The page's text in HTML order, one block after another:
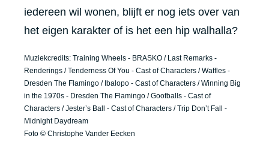
iedereen wil wonen, blijft er nog iets over van
het eigen karakter of is het een hip walhalla?
Muziekcredits: Training Wheels - BRASKO / Last Remarks -
Renderings / Tenderness Of You - Cast of Characters / Waffles -
Dresden The Flamingo / Ibalopo - Cast of Characters / Winning Big
in the 1970s - Dresden The Flamingo / Goofballs - Cast of
Characters / Jester’s Ball - Cast of Characters / Trip Don’t Fall -
Midnight Daydream
Foto © Christophe Vander Eecken